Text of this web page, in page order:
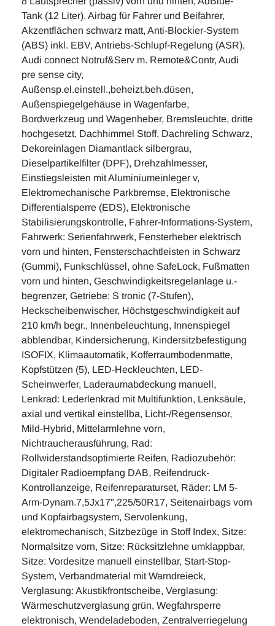
Tank (12 Liter), Airbag für Fahrer und Beifahrer,
Akzentflächen schwarz matt, Anti-Blockier-System
(ABS) inkl. EBV, Antriebs-Schlupf-Regelung (ASR),
Audi connect Notruf&Serv m. Remote&Contr, Audi
pre sense city,
Außensp.el.einstell.,beheizt,beh.düsen,
Außenspiegelgehäuse in Wagenfarbe,
Bordwerkzeug und Wagenheber, Bremsleuchte, dritte
hochgesetzt, Dachhimmel Stoff, Dachreling Schwarz,
Dekoreinlagen Diamantlack silbergrau,
Dieselpartikelfilter (DPF), Drehzahlmesser,
Einstiegsleisten mit Aluminiumeinleger v,
Elektromechanische Parkbremse, Elektronische
Differentialsperre (EDS), Elektronische
Stabilisierungskontrolle, Fahrer-Informations-System,
Fahrwerk: Serienfahrwerk, Fensterheber elektrisch
vorn und hinten, Fensterschachtleisten in Schwarz
(Gummi), Funkschlüssel, ohne SafeLock, Fußmatten
vorn und hinten, Geschwindigkeitsregelanlage u.-
begrenzer, Getriebe: S tronic (7-Stufen),
Heckscheibenwischer, Höchstgeschwindigkeit auf
210 km/h begr., Innenbeleuchtung, Innenspiegel
abblendbar, Kindersicherung, Kindersitzbefestigung
ISOFIX, Klimaautomatik, Kofferraumbodenmatte,
Kopfstützen (5), LED-Heckleuchten, LED-
Scheinwerfer, Laderaumabdeckung manuell,
Lenkrad: Lederlenkrad mit Multifunktion, Lenksäule,
axial und vertikal einstellba, Licht-/Regensensor,
Mild-Hybrid, Mittelarmlehne vorn,
Nichtraucherausführung, Rad:
Rollwiderstandsoptimierte Reifen, Radiozubehör:
Digitaler Radioempfang DAB, Reifendruck-
Kontrollanzeige, Reifenreparaturset, Räder: LM 5-
Arm-Dynam.7,5Jx17",225/50R17, Seitenairbags vorn
und Kopfairbagsystem, Servolenkung,
elektromechanisch, Sitzbezüge in Stoff Index, Sitze:
Normalsitze vorn, Sitze: Rücksitzlehne umklappbar,
Sitze: Vordesitze manuell einstellbar, Start-Stop-
System, Verbandmaterial mit Warndreieck,
Verglasung: Akustikfrontscheibe, Verglasung:
Wärmeschutzverglasung grün, Wegfahrsperre
elektronisch, Wendeladeboden, Zentralverriegelung